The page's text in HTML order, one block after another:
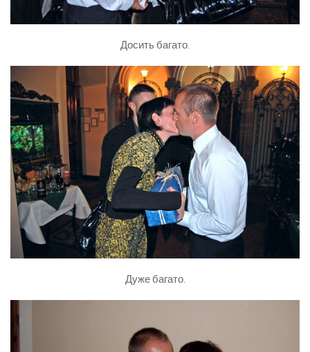
Досить багато.
Дуже багато.